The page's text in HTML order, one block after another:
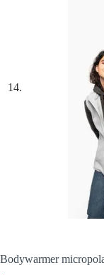
Bodywarmer